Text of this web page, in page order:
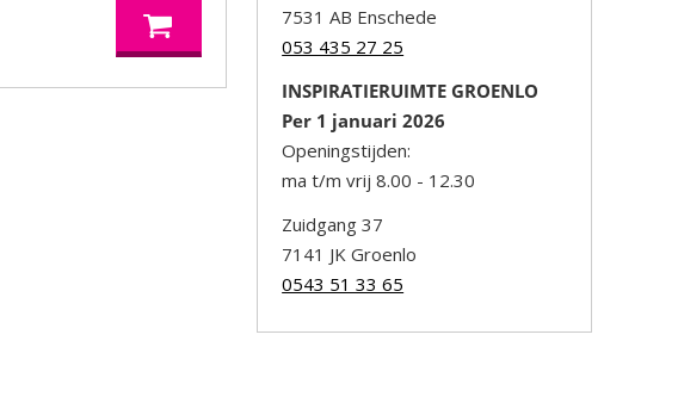
7531 AB Enschede
053 435 27 25
INSPIRATIERUIMTE GROENLO
Per 1 januari 2026
Openingstijden:
ma t/m vrij 8.00 - 12.30
Zuidgang 37
7141 JK Groenlo
0543 51 33 65